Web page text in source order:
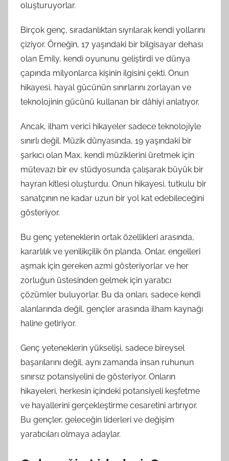
oluşturuyorlar.
Birçok genç, sıradanlıktan sıyrılarak kendi yollarını
çiziyor. Örneğin, 17 yaşındaki bir bilgisayar dehası
olan Emily, kendi oyununu geliştirdi ve dünya
çapında milyonlarca kişinin ilgisini çekti. Onun
hikayesi, hayal gücünün sınırlarını zorlayan ve
teknolojinin gücünü kullanan bir dâhiyi anlatıyor.
Ancak, ilham verici hikayeler sadece teknolojiyle
sınırlı değil. Müzik dünyasında, 19 yaşındaki bir
şarkıcı olan Max, kendi müziklerini üretmek için
mütevazı bir ev stüdyosunda çalışarak büyük bir
hayran kitlesi oluşturdu. Onun hikayesi, tutkulu bir
sanatçının ne kadar uzun bir yol kat edebileceğini
gösteriyor.
Bu genç yeteneklerin ortak özellikleri arasında,
kararlılık ve yenilikçilik ön planda. Onlar, engelleri
aşmak için gereken azmi gösteriyorlar ve her
zorluğun üstesinden gelmek için yaratıcı
çözümler buluyorlar. Bu da onları, sadece kendi
alanlarında değil, gençler arasında ilham kaynağı
haline getiriyor.
Genç yeteneklerin yükselişi, sadece bireysel
başarılarını değil, aynı zamanda insan ruhunun
sınırsız potansiyelini de gösteriyor. Onların
hikayeleri, herkesin içindeki potansiyeli keşfetme
ve hayallerini gerçekleştirme cesaretini artırıyor.
Bu gençler, geleceğin liderleri ve değişim
yaratıcıları olmaya adaylar.